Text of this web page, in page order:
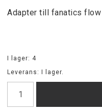
Adapter till fanatics
I lager: 4
Leverans:
I lager.